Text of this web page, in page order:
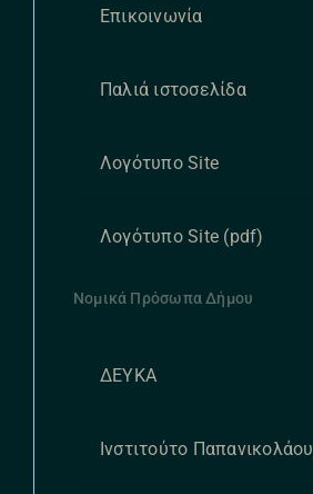
Επικοινωνία
Παλιά ιστοσελίδα
Λογότυπο Site
Λογότυπο Site (pdf)
Νομικά Πρόσωπα Δήμου
ΔΕΥΚΑ
Ινστιτούτο Παπανικολάου